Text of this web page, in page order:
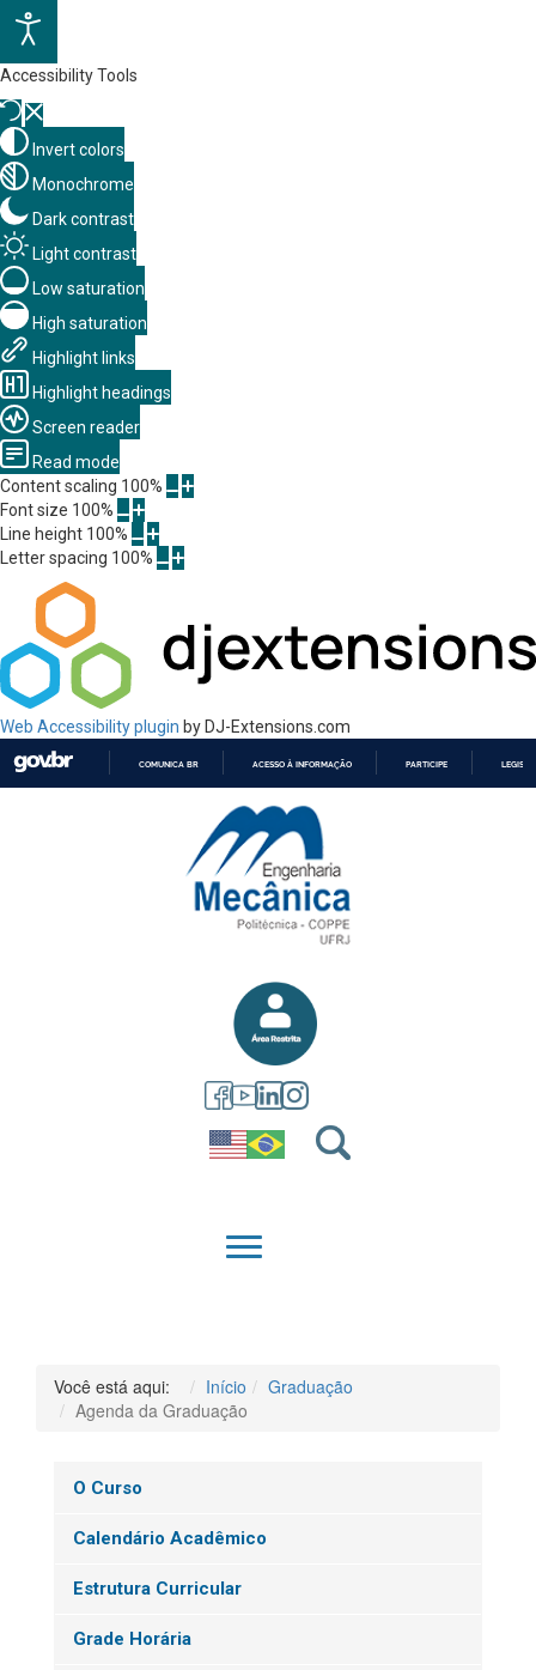
Accessibility Tools
Invert colors
Monochrome
Dark contrast
Light contrast
Low saturation
High saturation
Highlight links
Highlight headings
Screen reader
Read mode
Content scaling 100%
Font size 100%
Line height 100%
Letter spacing 100%
Web Accessibility plugin by DJ-Extensions.com
PARA
CONTEÚDO
COMUNICA BR ACESSO À INFORMAÇÃO PARTICIPE
QUEM SOMOS
Você está aqui: Início
Graduação
Agenda da Graduação
O Curso
Calendário Acadêmico
Estrutura Curricular
Grade Horária